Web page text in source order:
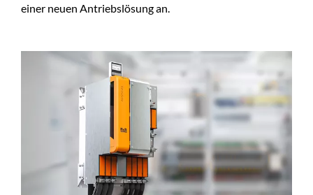
einer neuen Antriebslösung an.